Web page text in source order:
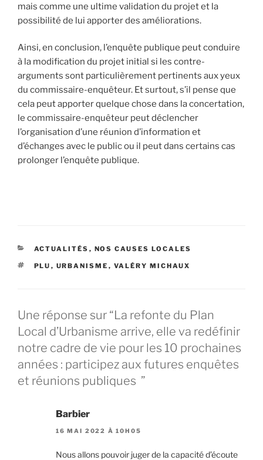
mais comme une ultime validation du projet et la
possibilité de lui apporter des améliorations.
Ainsi, en conclusion, l’enquête publique peut conduire
à la modification du projet initial si les contre-
arguments sont particulièrement pertinents aux yeux
du commissaire-enquêteur. Et surtout, s’il pense que
cela peut apporter quelque chose dans la concertation,
le commissaire-enquêteur peut déclencher
l’organisation d’une réunion d’information et
d’échanges avec le public ou il peut dans certains cas
prolonger l’enquête publique.
CATÉGORIES
ACTUALITÉS , NOS CAUSES LOCALES
ÉTIQUETTES
PLU , URBANISME , VALÉRY MICHAUX
Une réponse sur “La refonte du Plan
Local d’Urbanisme arrive, elle va redéfinir
notre cadre de vie pour les 10 prochaines
années : participez aux futures enquêtes
et réunions publiques ”
Barbier
16 MAI 2022 À 10H05
Nous allons pouvoir juger de la capacité d’écoute